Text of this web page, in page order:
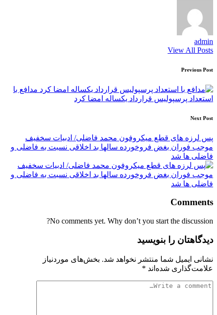
admin
View All Posts
Post
navigation
Previous Post
مدافع با
استعداد پرسپولیس قرارداد یکساله امضا کرد
Next Post
پس لرزه های قطع میکروفون محمد فاضلی/ ادبیات سخفیف
موجب فوران بغض فروخورده سالها بد اخلاقی نسبت به فاضلی و
فاضلی ها شد
Comments
No comments yet. Why don’t you start the discussion?
دیدگاهتان را بنویسید
نشانی ایمیل شما منتشر نخواهد شد. بخش‌های موردنیاز
علامت‌گذاری شده‌اند *